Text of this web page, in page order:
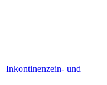
Inkontinenzein- und